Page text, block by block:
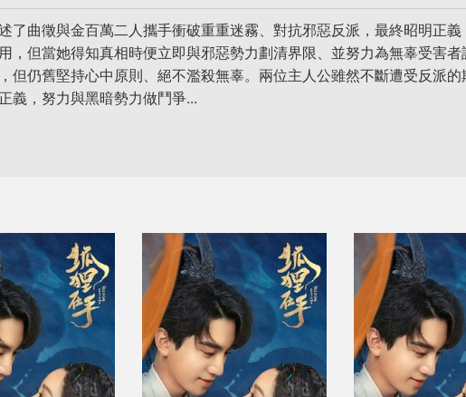
了曲徵與金百萬二人攜手衝破重重迷霧、對抗邪惡反派，最終昭明正
，但當她得知真相時便立即與邪惡勢力劃清界限、並努力為無辜受害
但仍舊堅持心中原則、絕不濫殺無辜。兩位主人公雖然不斷遭受反派
義，努力與黑暗勢力做鬥爭...